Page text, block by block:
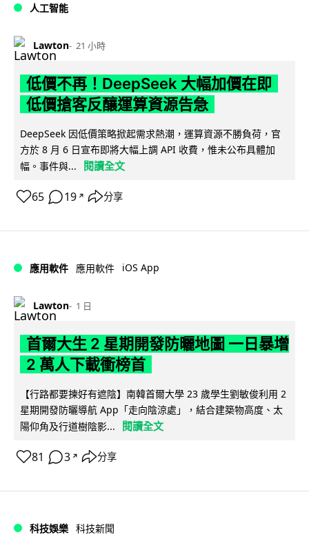
人工智能
Lawton 21 小時
低價不再！DeepSeek 大幅加價在即
低價搶客反釀運算資源告急
DeepSeek 因低價策略掀起需求熱潮，運算資源不勝負荷，官
方於 8 月 6 日宣布即將大幅上調 API 收費，惟未公布具體加
幅。事件與...
閱讀全文
65 19 ↗ 分享
應用軟件 應用軟件 iOS App
Lawton 1 日
首爾大生 2 星期開發防曬地圖 一日暴增
2 萬人下載衝榜首
【行路都要揀好有遮陰】南韓首爾大學 23 歲學生劉敏俊利用 2
星期開發防曬導航 App「走向陰涼處」，結合建築物高度、太
陽仰角及行道樹陰影...
閱讀全文
81 3 ↗ 分享
科技娛樂 科技新聞